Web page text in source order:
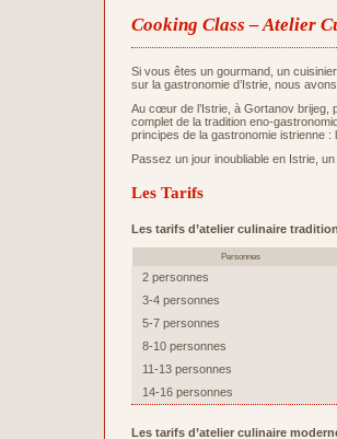
Cooking Class – Atelier
Si vous êtes un gourmand, un
sur la gastronomie d’Istrie, nous
Au cœur de l’Istrie, à Gortanov brijeg,
complet de la tradition eno-
principes de la gastronomie istrienne
Passez un jour inoubliable en Istrie,
Les Tarifs
Les tarifs d’atelier culinaire
Personnes
2 personnes
3-4 personnes
5-7 personnes
8-10 personnes
11-13 personnes
14-16 personnes
Les tarifs d’atelier culinaire